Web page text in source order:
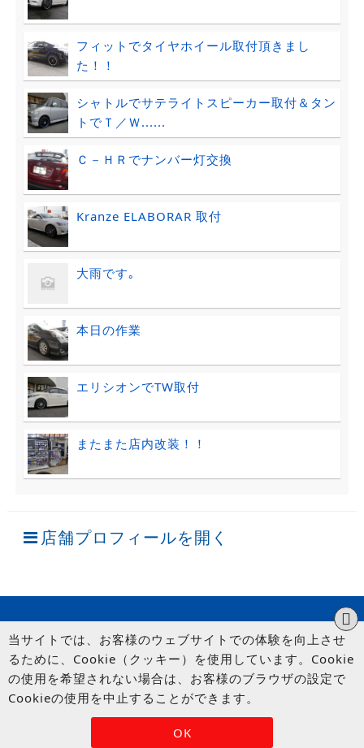
フィットでタイヤホイール取付頂きまし
た！！
シャトルでサテライトスピーカー取付＆タン
トでＴ／Ｗ......
Ｃ－ＨＲでナンバー灯交換
Kranze ELABORAR 取付
大雨です｡
本日の作業
エリシオンでTW取付
またまた店内改装！！
店舗プロフィールを開く
© UP GARAGE GROUP Co., Ltd.
OK
当サイトでは、お客様のウェブサイトでの体験を向上させ
るために、Cookie（クッキー）を使用しています。Cookie
の使用を希望されない場合は、お客様のブラウザの設定で
Cookieの使用を中止することができます。